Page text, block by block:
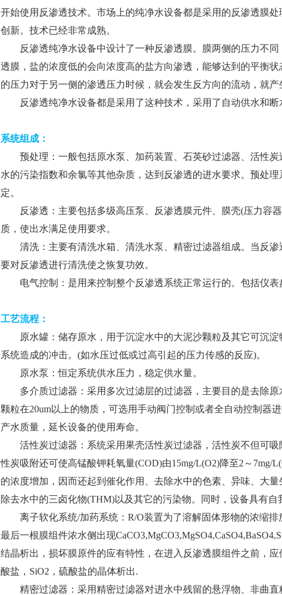
开始使用反渗透技术。市场上的纯净水设备都是采用的反渗透膜
创新。技术已经非常成熟。
反渗透纯净水设备中设计了一种反渗透膜。膜两侧的压力不同
透膜，盐的浓度低的会向浓度高的盐方向渗透，能够达到的平衡
的压力对于另一侧的渗透压力时候，就会发生反方向的流动，就
反渗透纯净水设备都是采用了这种技术，采用了自动供水和断
系统组成：
预处理：一般包括原水泵、加药装置、石英砂过滤器、活性炭
水的污染指数和余氯等其他杂质，达到反渗透的进水要求。预处
定。
反渗透：主要包括多级高压泵、反渗透膜元件、膜壳(压力容
质，使出水满足使用要求。
清洗：主要有清洗水箱、清洗水泵、精密过滤器组成。当反渗
要对反渗透进行清洗使之恢复功效。
电气控制：是用来控制整个反渗透系统正常运行的。包括仪表
工艺流程：
原水罐：储存原水，用于沉淀水中的大泥沙颗粒及其它可沉淀
系统造成的冲击。(如水压过低或过高引起的压力传感的反应)。
原水泵：恒定系统供水压力，稳定供水量。
多介质过滤器：采用多次过滤层的过滤器，主要目的是去除原
颗粒在20um以上的物质，可选用手动阀门控制或者全自动控制器
产水质量，延长设备的使用寿命。
活性炭过滤器：系统采用果壳活性炭过滤器，活性炭不但可吸
性炭吸附还可使高锰酸钾耗氧量(COD)由15mg/L(O2)降至2～7mg/
的浓度增加，因而还起到催化作用、去除水中的色素、异味、大
除去水中的三卤化物(THM)以及其它的污染物。同时，设备具有
离子软化系统/加药系统：R/O装置为了溶解固体形物的浓缩排
最后一根膜组件浓水侧出现
结晶析出，损坏膜原件的应有特性，在进入反渗透膜组件之前，
酸盐，SiO2，硫酸盐的晶体析出.
精密过滤器：采用精密过滤器对进水中残留的悬浮物、非曲直